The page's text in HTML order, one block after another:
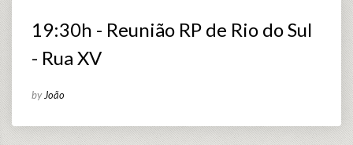
19:30h - Reunião RP de Rio do Sul
- Rua XV
by João